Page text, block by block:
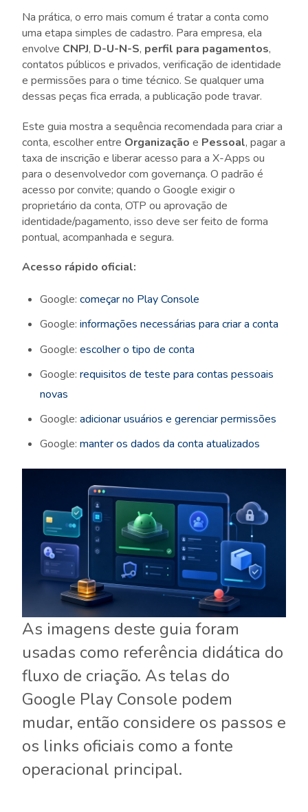
Na prática, o erro mais comum é tratar a conta como
uma etapa simples de cadastro. Para empresa, ela
envolve CNPJ, D-U-N-S, perfil para pagamentos,
contatos públicos e privados, verificação de identidade
e permissões para o time técnico. Se qualquer uma
dessas peças fica errada, a publicação pode travar.
Este guia mostra a sequência recomendada para criar a
conta, escolher entre Organização e Pessoal, pagar a
taxa de inscrição e liberar acesso para a X-Apps ou
para o desenvolvedor com governança. O padrão é
acesso por convite; quando o Google exigir o
proprietário da conta, OTP ou aprovação de
identidade/pagamento, isso deve ser feito de forma
pontual, acompanhada e segura.
Acesso rápido oficial:
Google: começar no Play Console
Google: informações necessárias para criar a conta
Google: escolher o tipo de conta
Google: requisitos de teste para contas pessoais
novas
Google: adicionar usuários e gerenciar permissões
Google: manter os dados da conta atualizados
As imagens deste guia foram
usadas como referência didática do
fluxo de criação. As telas do
Google Play Console podem
mudar, então considere os passos e
os links oficiais como a fonte
operacional principal.